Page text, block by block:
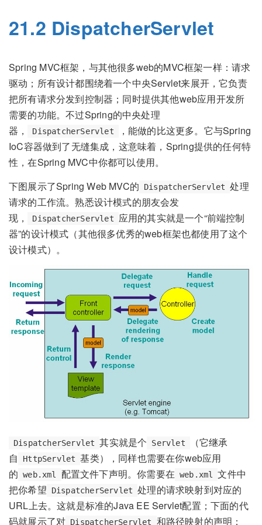
21.2 DispatcherServlet
Spring MVC框架，与其他很多web的MVC框架一样：请求
驱动；所有设计都围绕着一个中央Servlet来展开，它负责
把所有请求分发到控制器；同时提供其他web应用开发所
需要的功能。不过Spring的中央处理
器，
DispatcherServlet
，能做的比这更多。它与Spring
IoC容器做到了无缝集成，这意味着，Spring提供的任何特
性，在Spring MVC中你都可以使用。
下图展示了Spring Web MVC的
DispatcherServlet 处理
请求的工作流。熟悉设计模式的朋友会发
现，
DispatcherServlet
应用的其实就是一个“前端控制
器”的设计模式（其他很多优秀的web框架也都使用了这个
设计模式）。
DispatcherServlet 其实就是个 Servlet
（它继承
自
HttpServlet 基类），同样也需要在你web应用
的 web.xml 配置文件下声明。你需要在 web.xml
文件中
把你希望
DispatcherServlet 处理的请求映射到对应的
URL上去。这就是标准的Java EE Servlet配置；下面的代
码就展示了对 DispatcherServlet 和路径映射的声明：